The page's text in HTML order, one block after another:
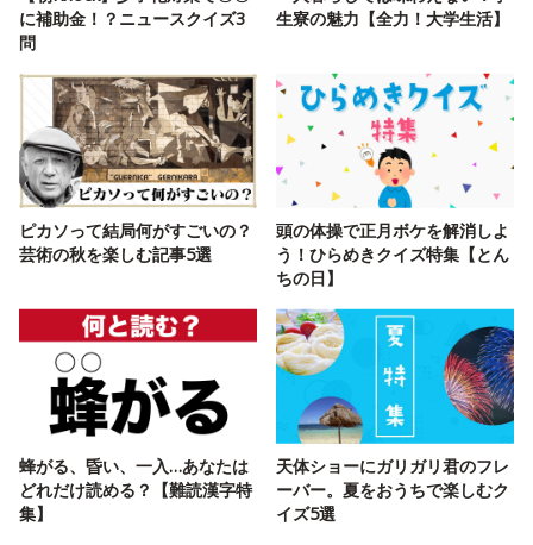
に補助金！？ニュースクイズ3
問
生寮の魅力【全力！大学生活】
ピカソって結局何がすごいの？
芸術の秋を楽しむ記事5選
頭の体操で正月ボケを解消しよ
う！ひらめきクイズ特集【とん
ちの日】
蜂がる、昏い、一入…あなたは
どれだけ読める？【難読漢字特
集】
天体ショーにガリガリ君のフレ
ーバー。夏をおうちで楽しむク
イズ5選